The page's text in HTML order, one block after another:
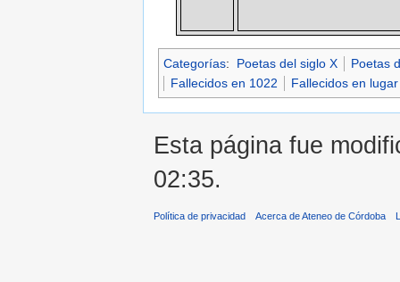
Categorías: Poetas del siglo X
Poetas
Fallecidos en 1022
Fallecidos en
Esta página fue
02:35.
Política de privacidad Acerca de Ateneo de Córdoba